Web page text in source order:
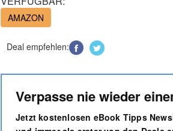
AMAZON
Deal empfehlen:
Verpasse nie wieder
Jetzt kostenlosen eBook Tipps